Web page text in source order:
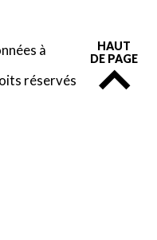
à
réservés
HAUT
DE PAGE